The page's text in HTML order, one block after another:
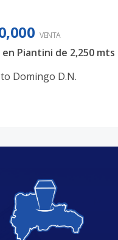
VENTA
Piantini de 2,250 mts
Domingo D.N.